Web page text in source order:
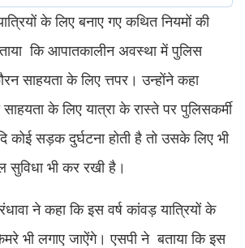
के लिए बनाए गए कथित नियमों की
कि आपातकालीन अवस्था में पुलिस
साहयता के लिए त्तपर। उन्होंने कहा
साहयता के लिए यात्रा के रास्ते पर पुलिसकर्मी
कोई सड़क दुर्घटना होती है तो उसके लिए भी
सुविधा भी कर रखी है।
ने कहा कि इस वर्ष कांवड़ यात्रियों के
कैमरे भी लगाए जाऐंगे। एसपी ने बताया कि इस